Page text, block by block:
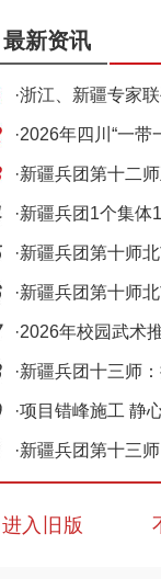
最新资讯
·浙江、新疆专家
·2026年四川“一带
活动
·新疆兵团第十二
产业发
·新疆兵团1个集体
·新疆兵团第十师
种出致
·新疆兵团第十师
候服务
·2026年校园武术
在乌鲁
·新疆兵团十三师
坎里
·项目错峰施工 静
·新疆兵团第十三
振兴
进入旧版